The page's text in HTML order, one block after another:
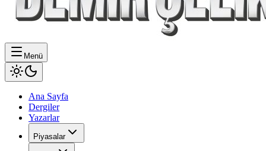
Menü
Ana Sayfa
Dergiler
Yazarlar
Piyasalar